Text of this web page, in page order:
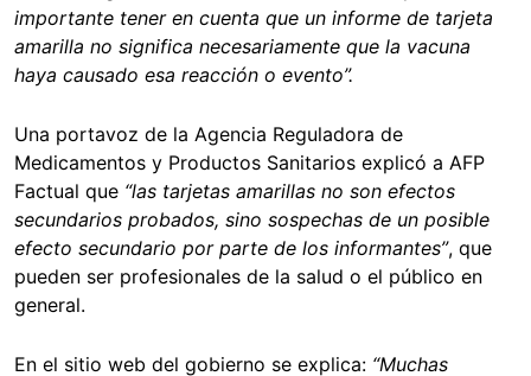
importante tener en cuenta que un informe de tarjeta
amarilla no significa necesariamente que la vacuna
haya causado esa reacción o evento”.
Una portavoz de la Agencia Reguladora de
Medicamentos y Productos Sanitarios explicó a AFP
Factual que “las tarjetas amarillas no son efectos
secundarios probados, sino sospechas de un posible
efecto secundario por parte de los informantes”, que
pueden ser profesionales de la salud o el público en
general.
En el sitio web del gobierno se explica: “Muchas